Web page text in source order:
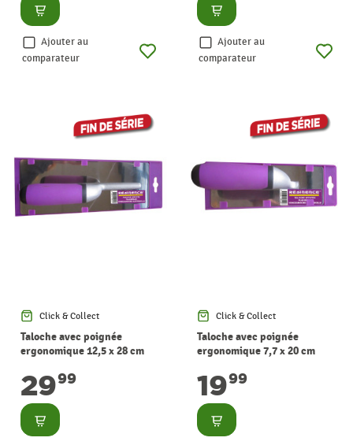
Consulter
Ajouter au
comparateur
Consulter
Ajouter au
comparateur
Click & Collect
Taloche avec poignée
ergonomique 12,5 x 28 cm
2999
Consulter
Click & Collect
Taloche avec poignée
ergonomique 7,7 x 20 cm
1999
Consulter